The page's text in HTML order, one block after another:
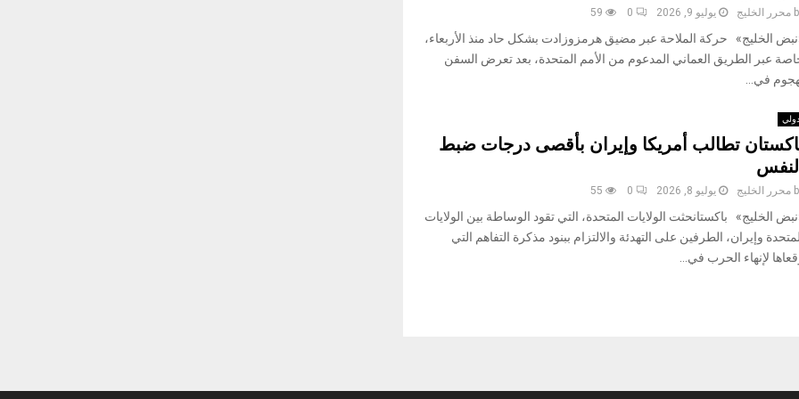
محرر الخليج يوليو 9, 2026 0
59
الخليج» حركة الملاحة عبر مضيق هرمزوزادت بشكل حاد منذ الأربعاء،
عبر الطريق العماني المدعوم من الأمم المتحدة، بعد تعرض السفن
في...
دولي
تطالب أمريكا وإيران بأقصى درجات ضبط
محرر الخليج يوليو 8, 2026 0
55
الخليج» باكستانحثت الولايات المتحدة، التي تقود الوساطة بين الولايات
وإيران، الطرفين على التهدئة والالتزام ببنود مذكرة التفاهم التي
لإنهاء الحرب في...